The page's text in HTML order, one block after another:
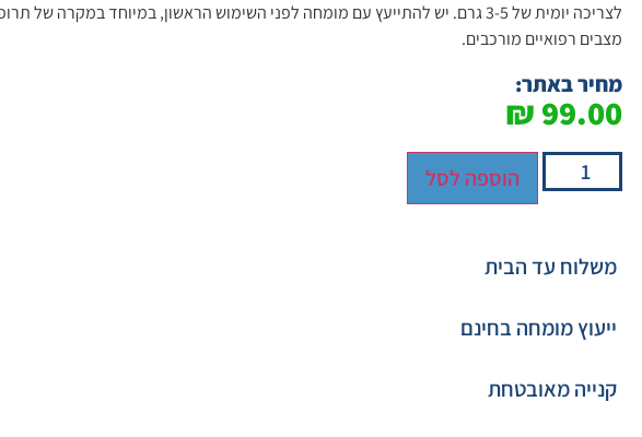
לצריכה יומית של 3-5 גרם. יש להתייעץ עם מומחה לפני השימוש הראשון, במיוחד במקרה של
מצבים רפואיים מורכבים.
מחיר באתר:
99.00
₪
הוספה לסל
משלוח עד הבית
ייעוץ מומחה בחינם
קנייה מאובטחת